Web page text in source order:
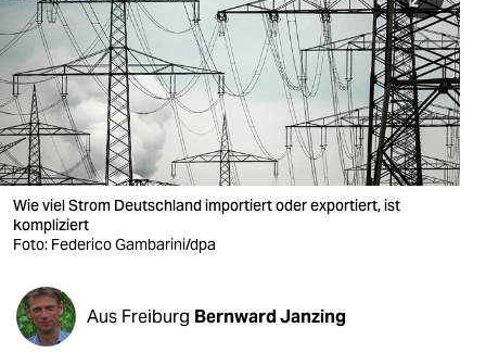
nord
wahrheit
verlag
verlag
veranstaltungen
fragen & hilfe
Wie viel Strom Deutschland importiert oder exportiert, ist
kompliziert
Foto: Federico Gambarini/dpa
Aus Freiburg Bernward Janzing